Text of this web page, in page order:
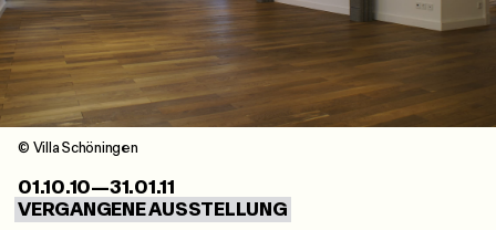
© Villa Schöningen
01.10.10—31.01.11
VERGANGENE AUSSTELLUNG